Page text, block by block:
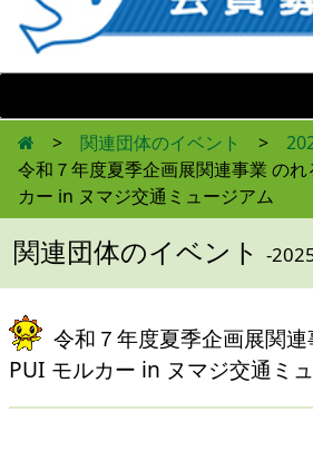
> 関連団体のイベント >
令和７年度夏季企画展関連事業 の
カー in ヌマジ交通ミュージアム
関連団体のイベント -
令和７年度夏季企画展関
PUI モルカー in ヌマジ交通ミ